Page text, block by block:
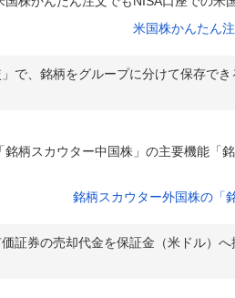
米国株かんたん
で、銘柄をグループに分けて保存で
銘柄スカウター中国株」の主要機能「
銘柄スカウター外国株の「
証券の売却代金を保証金（米ドル）